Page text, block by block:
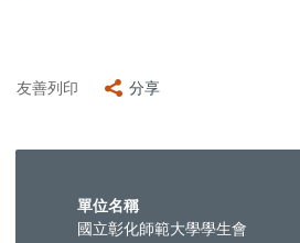
友善列印 分享
單位名稱
國立彰化師範大學學生會